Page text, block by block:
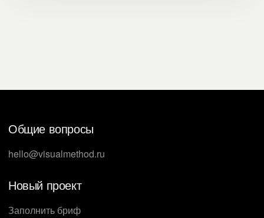
Общие вопросы
hello@visualmethod.ru
Новый проект
Заполнить бриф